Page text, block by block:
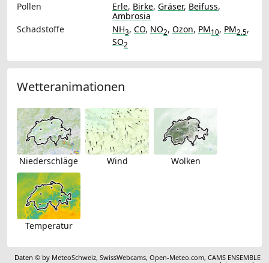
Pollen
Erle, Birke, Gräser, Beifuss,
Ambrosia
Schadstoffe
NH3, CO, NO2, Ozon, PM10, PM2.5,
SO2
Wetteranimationen
Niederschläge Wind Wolken
Temperatur
Daten © by MeteoSchweiz,SwissWebcams,Open-Meteo.com,CAMS ENSEMBLE